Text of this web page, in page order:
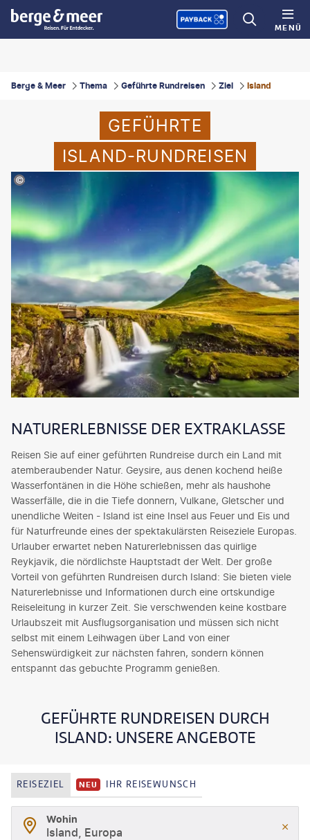
MENÜ
Berge & Meer Thema Geführte Rundreisen Ziel Island
GEFÜHRTE
ISLAND-RUNDREISEN
gty
NATURERLEBNISSE DER EXTRAKLASSE
Reisen Sie auf einer geführten Rundreise durch ein Land mit
atemberaubender Natur. Geysire, aus denen kochend heiße
Wasserfontänen in die Höhe schießen, mehr als haushohe
Wasserfälle, die in die Tiefe donnern, Vulkane, Gletscher und
unendliche Weiten - Island ist eine Insel aus Feuer und Eis und
für Naturfreunde eines der spektakulärsten Reiseziele Europas.
Urlauber erwartet neben Naturerlebnissen das quirlige
Reykjavik, die nördlichste Hauptstadt der Welt. Der große
Vorteil von geführten Rundreisen durch Island: Sie bieten viele
Naturerlebnisse und Informationen durch eine ortskundige
Reiseleitung in kurzer Zeit. Sie verschwenden keine kostbare
Urlaubszeit mit Ausflugsorganisation und müssen sich nicht
selbst mit einem Leihwagen über Land von einer
Sehenswürdigkeit zur nächsten fahren, sondern können
entspannt das gebuchte Programm genießen.
GEFÜHRTE RUNDREISEN DURCH
ISLAND: UNSERE ANGEBOTE
REISEZIEL NEU IHR REISEWUNSCH
Wohin
Island, Europa